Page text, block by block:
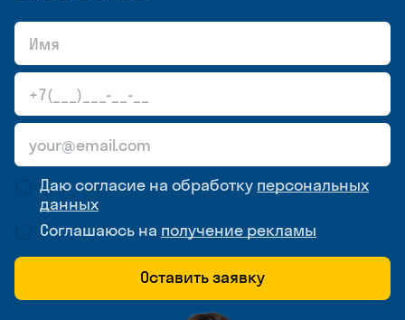
Даю согласие на обработку персональных
данных
Соглашаюсь на получение рекламы
Оставить заявку